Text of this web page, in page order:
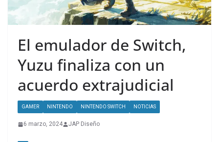
El emulador de Switch,
Yuzu finaliza con un
acuerdo extrajudicial
GAMER NINTENDO NINTENDO SWITCH NOTICIAS
6 marzo, 2024 JAP Diseño